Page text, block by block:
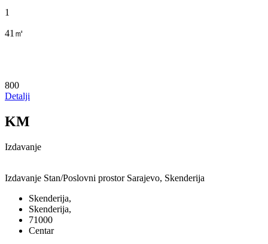
1
41㎡
800
Detalji
KM
Izdavanje
Izdavanje Stan/Poslovni prostor Sarajevo, Skenderija
Skenderija,
Skenderija,
71000
Centar